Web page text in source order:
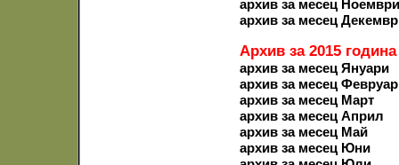
архив за месец Ноември
архив за месец
Архив за 2015 година
архив за месец Януари
архив за месец
архив за месец Март
архив за месец Април
архив за месец Май
архив за месец Юни